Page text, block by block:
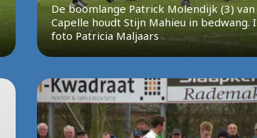
De boomlange Patrick Molendijk (3) van
Capelle houdt Stijn Mahieu in bedwang. I
foto Patricia Maljaars